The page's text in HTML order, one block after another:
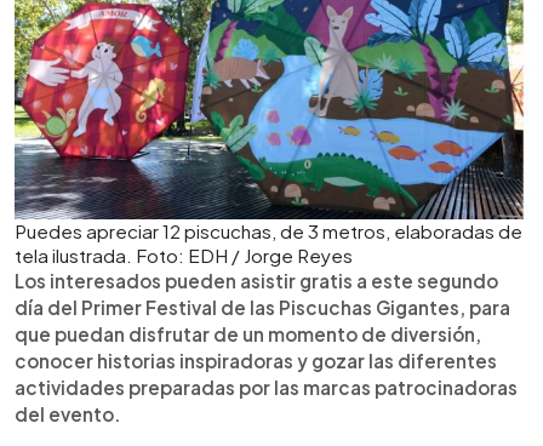
Puedes apreciar 12 piscuchas, de 3 metros, elaboradas de
tela ilustrada. Foto: EDH / Jorge Reyes
Los interesados pueden asistir gratis a este segundo
día del Primer Festival de las Piscuchas Gigantes, para
que puedan disfrutar de un momento de diversión,
conocer historias inspiradoras y gozar las diferentes
actividades preparadas por las marcas patrocinadoras
del evento.